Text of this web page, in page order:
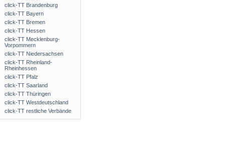
click-TT Brandenburg
click-TT Bayern
click-TT Bremen
click-TT Hessen
click-TT Mecklenburg-
Vorpommern
click-TT Niedersachsen
click-TT Rheinland-
Rheinhessen
click-TT Pfalz
click-TT Saarland
click-TT Thüringen
click-TT Westdeutschland
click-TT restliche Verbände